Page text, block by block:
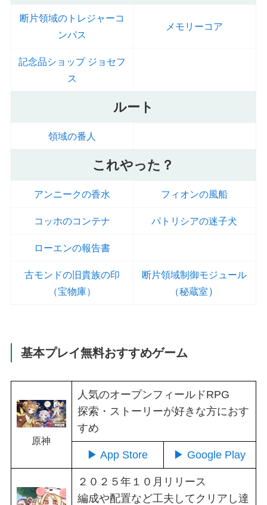
断片領域のトレジャーコ
ンパス
メモリーコア
記念品ショップ ジョセフ
ス
ルート
領域の番人
これやった？
アンニークの香水 フィオンの風船
コッホのコンテナ パトリシアの迷子犬
ローエンの報告書
古モンドの旧貴族の印
（宝物庫）
断片領域制御モジュール
（秘蔵室 ）
基本プレイ無料おすすめゲーム
原神
人気のオープンフィールドRPG
探索・ストーリーが好きな方におす
すめ
▶ App Store ▶ Google Play
２０２５年１０月リリース
編成や配置など工夫してクリアし達